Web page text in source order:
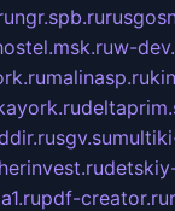
ngr.spb.ru
w-
malinasp.ru
sgv.su
pdf-creator.ru